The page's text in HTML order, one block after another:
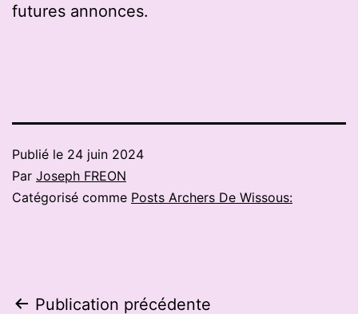
futures annonces.
Publié le 24 juin 2024
Par Joseph FREON
Catégorisé comme Posts Archers De Wissous:
Publication précédente